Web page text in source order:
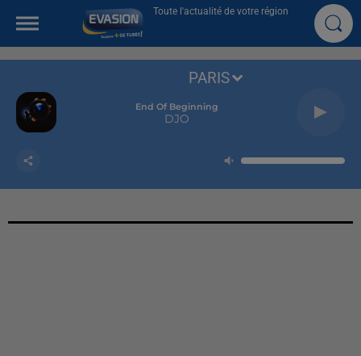
Toute l'actualité de votre région
End Of Beginning
DJO
PARIS